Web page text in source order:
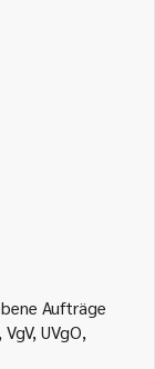
Aufträge
UVgO,